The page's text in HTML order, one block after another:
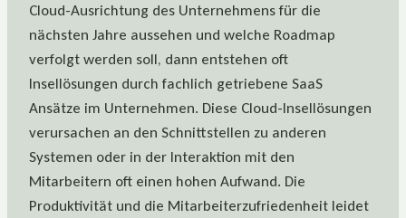
Cloud-Ausrichtung des Unternehmens für die
nächsten Jahre aussehen und welche Roadmap
verfolgt werden soll, dann entstehen oft
Insellösungen durch fachlich getriebene SaaS
Ansätze im Unternehmen. Diese Cloud-Insellösungen
verursachen an den Schnittstellen zu anderen
Systemen oder in der Interaktion mit den
Mitarbeitern oft einen hohen Aufwand. Die
Produktivität und die Mitarbeiterzufriedenheit leidet